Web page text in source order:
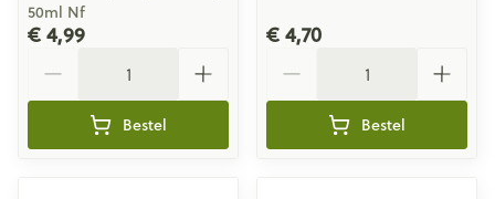
50ml Nf
€ 4,99
Bestel
€ 4,70
Bestel